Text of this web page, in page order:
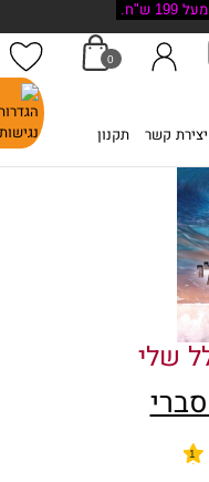
ש"ח.
יצירת קשר תקנון
0
שלי